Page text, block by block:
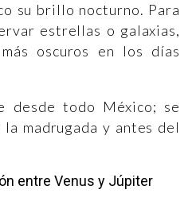
su brillo nocturno. Para
estrellas o galaxias,
oscuros en los días
desde todo México; se
madrugada y antes del
entre Venus y Júpiter